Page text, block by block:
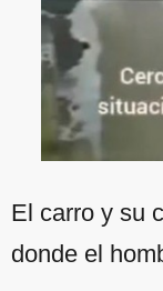
El carro y su
donde el